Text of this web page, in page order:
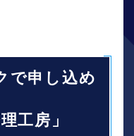
で申し込め
工房」